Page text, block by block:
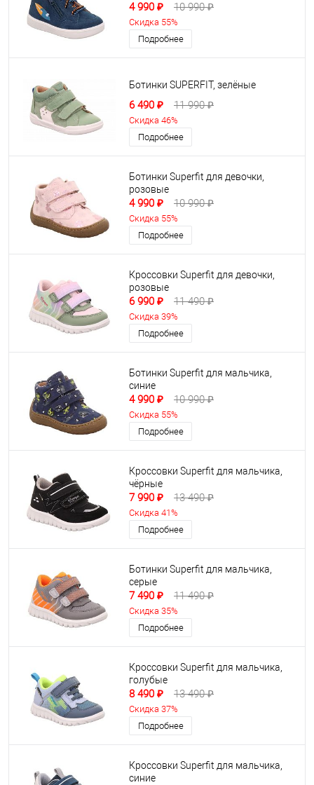
4 990 ₽ 10 990 ₽
Скидка 55%
Подробнее
Ботинки SUPERFIT, зелёные
6 490 ₽ 11 990 ₽
Скидка 46%
Подробнее
Ботинки Superfit для девочки,
розовые
4 990 ₽ 10 990 ₽
Скидка 55%
Подробнее
Кроссовки Superfit для девочки,
розовые
6 990 ₽ 11 490 ₽
Скидка 39%
Подробнее
Ботинки Superfit для мальчика,
синие
4 990 ₽ 10 990 ₽
Скидка 55%
Подробнее
Кроссовки Superfit для мальчика,
чёрные
7 990 ₽ 13 490 ₽
Скидка 41%
Подробнее
Ботинки Superfit для мальчика,
серые
7 490 ₽ 11 490 ₽
Скидка 35%
Подробнее
Кроссовки Superfit для мальчика,
голубые
8 490 ₽ 13 490 ₽
Скидка 37%
Подробнее
Кроссовки Superfit для мальчика,
синие